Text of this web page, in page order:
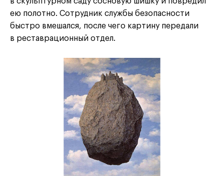
ею полотно. Сотрудник службы безопасности
быстро вмешался, после чего картину передали
в реставрационный отдел.